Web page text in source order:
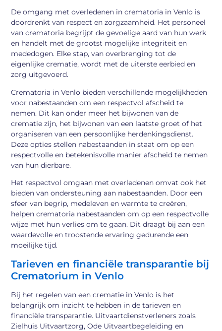
De omgang met overledenen in crematoria in Venlo is
doordrenkt van respect en zorgzaamheid. Het personeel
van crematoria begrijpt de gevoelige aard van hun werk
en handelt met de grootst mogelijke integriteit en
mededogen. Elke stap, van overbrenging tot de
eigenlijke crematie, wordt met de uiterste eerbied en
zorg uitgevoerd.
Crematoria in Venlo bieden verschillende mogelijkheden
voor nabestaanden om een respectvol afscheid te
nemen. Dit kan onder meer het bijwonen van de
crematie zijn, het bijwonen van een laatste groet of het
organiseren van een persoonlijke herdenkingsdienst.
Deze opties stellen nabestaanden in staat om op een
respectvolle en betekenisvolle manier afscheid te nemen
van hun dierbare.
Het respectvol omgaan met overledenen omvat ook het
bieden van ondersteuning aan nabestaanden. Door een
sfeer van begrip, medeleven en warmte te creëren,
helpen crematoria nabestaanden om op een respectvolle
wijze met hun verlies om te gaan. Dit draagt bij aan een
waardevolle en troostende ervaring gedurende een
moeilijke tijd.
Tarieven en financiële transparantie bij
Crematorium in Venlo
Bij het regelen van een crematie in Venlo is het
belangrijk om inzicht te hebben in de tarieven en
financiële transparantie. Uitvaartdienstverleners zoals
Zielhuis Uitvaartzorg, Ode Uitvaartbegeleiding en